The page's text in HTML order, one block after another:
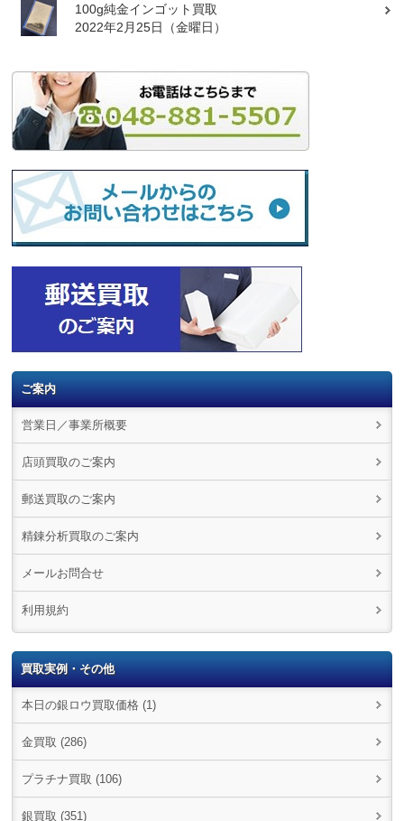
100g純金インゴット買取
2022年2月25日（金曜日）
ご案内
営業日／事業所概要
店頭買取のご案内
郵送買取のご案内
精錬分析買取のご案内
メールお問合せ
利用規約
買取実例・その他
本日の銀ロウ買取価格 (1)
金買取 (286)
プラチナ買取 (106)
銀買取 (351)